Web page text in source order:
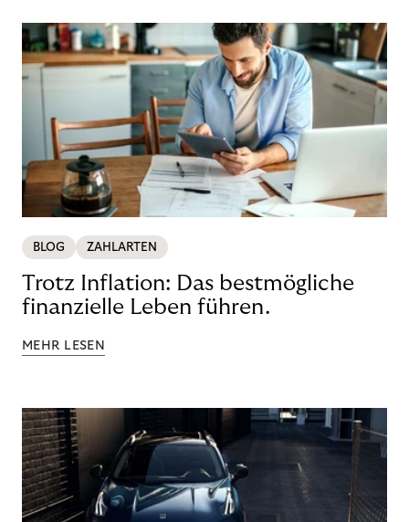
BLOG ZAHLARTEN
Trotz Inflation: Das bestmögliche
finanzielle Leben führen.
MEHR LESEN